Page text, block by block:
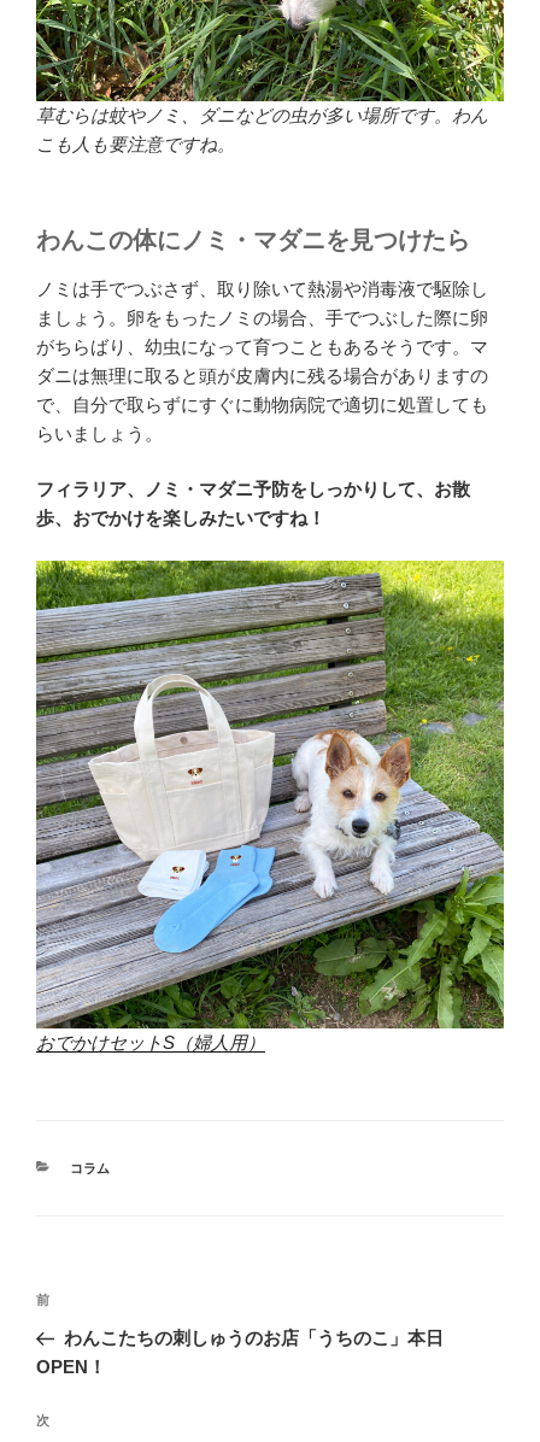
草むらは蚊やノミ、ダニなどの虫が多い場所です。わん
こも人も要注意ですね。
わんこの体にノミ・マダニを見つけたら
ノミは手でつぶさず、取り除いて熱湯や消毒液で駆除し
ましょう。卵をもったノミの場合、手でつぶした際に卵
がちらばり、幼虫になって育つこともあるそうです。マ
ダニは無理に取ると頭が皮膚内に残る場合がありますの
で、自分で取らずにすぐに動物病院で適切に処置しても
らいましょう。
フィラリア、ノミ・マダニ予防をしっかりして、お散
歩、おでかけを楽しみたいですね！
おでかけセットS（婦人用）
カ
コラム
投
ナ
ゲ
前
の
投
前
わんこたちの刺しゅうのお店「うちのこ」本日
OPEN！
次
次